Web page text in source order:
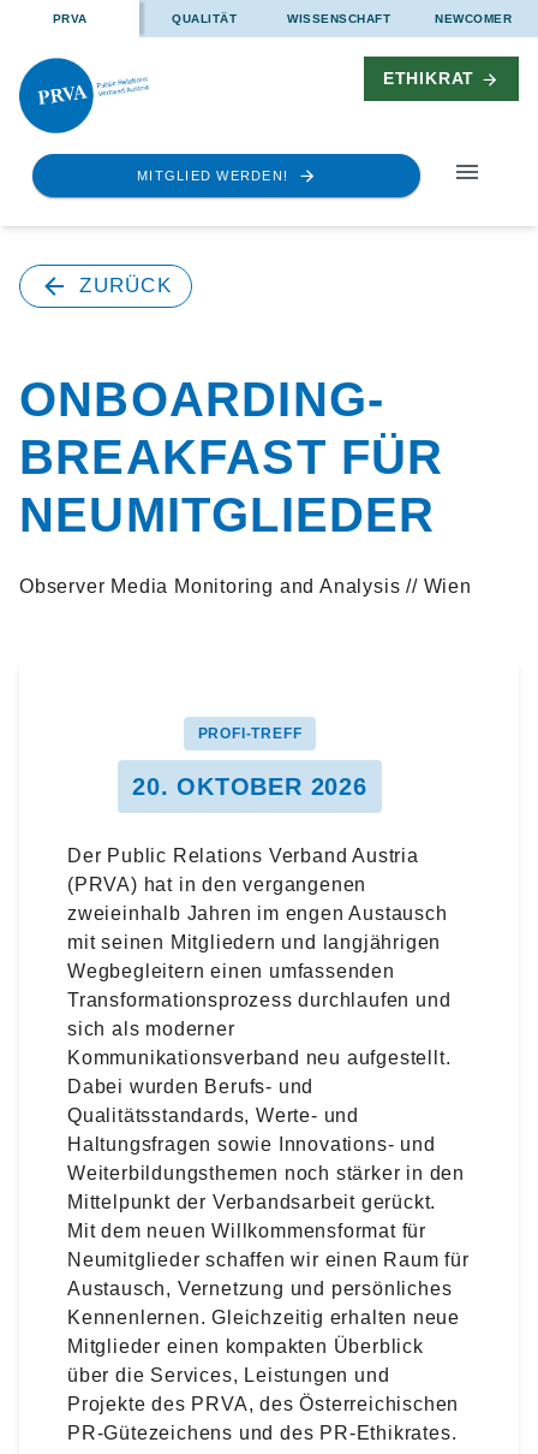
PRVA QUALITÄT WISSENSCHAFT NEWCOMER
ETHIKRAT
MITGLIED WERDEN!
ZURÜCK
ONBOARDING-
BREAKFAST FÜR
NEUMITGLIEDER
Observer Media Monitoring and Analysis // Wien
PROFI-TREFF
20. OKTOBER 2026
Der Public Relations Verband Austria
(PRVA) hat in den vergangenen
zweieinhalb Jahren im engen Austausch
mit seinen Mitgliedern und langjährigen
Wegbegleitern einen umfassenden
Transformationsprozess durchlaufen und
sich als moderner
Kommunikationsverband neu aufgestellt.
Dabei wurden Berufs- und
Qualitätsstandards, Werte- und
Haltungsfragen sowie Innovations- und
Weiterbildungsthemen noch stärker in den
Mittelpunkt der Verbandsarbeit gerückt.
Mit dem neuen Willkommensformat für
Neumitglieder schaffen wir einen Raum für
Austausch, Vernetzung und persönliches
Kennenlernen. Gleichzeitig erhalten neue
Mitglieder einen kompakten Überblick
über die Services, Leistungen und
Projekte des PRVA, des Österreichischen
PR-Gütezeichens und des PR-Ethikrates.